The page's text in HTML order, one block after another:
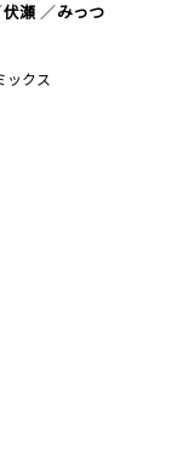
伏瀬
みっつ
ックス